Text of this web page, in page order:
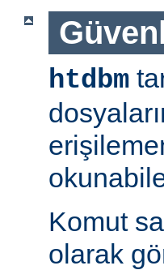
htdbm
Komut
olarak